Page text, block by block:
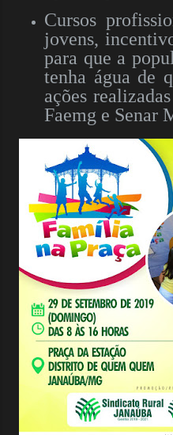
Cursos
jovens,
para que a
tenha água de
ações
Faemg e Senar